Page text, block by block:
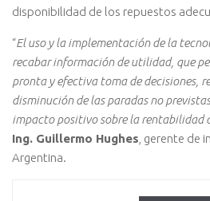
disponibilidad de los repuestos
“El uso y la implementación de la
recabar información de utilidad, que
pronta y efectiva toma de decisiones,
disminución de las paradas no
impacto positivo sobre la rentabilidad
Ing. Guillermo Hughes , gerente de
Argentina.